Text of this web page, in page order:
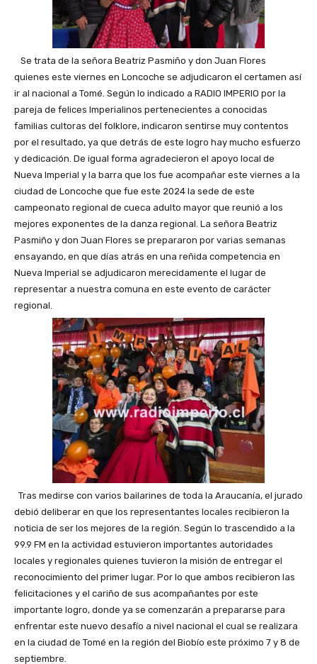
Se trata de la señora Beatriz Pasmiño y don Juan Flores
quienes este viernes en Loncoche se adjudicaron el certamen así
ir al nacional a Tomé. Según lo indicado a RADIO IMPERIO por la
pareja de felices Imperialinos pertenecientes a conocidas
familias cultoras del folklore, indicaron sentirse muy contentos
por el resultado, ya que detrás de este logro hay mucho esfuerzo
y dedicación. De igual forma agradecieron el apoyo local de
Nueva Imperial y la barra que los fue acompañar este viernes a la
ciudad de Loncoche que fue este 2024 la sede de este
campeonato regional de cueca adulto mayor que reunió a los
mejores exponentes de la danza regional. La señora Beatriz
Pasmiño y don Juan Flores se prepararon por varias semanas
ensayando, en que días atrás en una reñida competencia en
Nueva Imperial se adjudicaron merecidamente el lugar de
representar a nuestra comuna en este evento de carácter
regional.
Tras medirse con varios bailarines de toda la Araucanía, el jurado
debió deliberar en que los representantes locales recibieron la
noticia de ser los mejores de la región. Según lo trascendido a la
99.9 FM en la actividad estuvieron importantes autoridades
locales y regionales quienes tuvieron la misión de entregar el
reconocimiento del primer lugar. Por lo que ambos recibieron las
felicitaciones y el cariño de sus acompañantes por este
importante logro, donde ya se comenzarán a prepararse para
enfrentar este nuevo desafío a nivel nacional el cual se realizara
en la ciudad de Tomé en la región del Biobío este próximo 7 y 8 de
septiembre.